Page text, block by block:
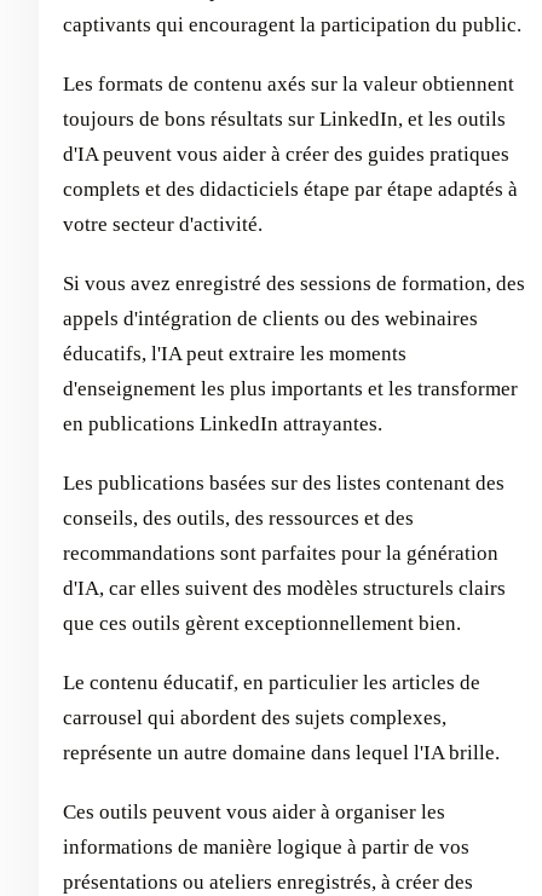
captivants qui encouragent la participation du public.
Les formats de contenu axés sur la valeur obtiennent
toujours de bons résultats sur LinkedIn, et les outils
d'IA peuvent vous aider à créer des guides pratiques
complets et des didacticiels étape par étape adaptés à
votre secteur d'activité.
Si vous avez enregistré des sessions de formation, des
appels d'intégration de clients ou des webinaires
éducatifs, l'IA peut extraire les moments
d'enseignement les plus importants et les transformer
en publications LinkedIn attrayantes.
Les publications basées sur des listes contenant des
conseils, des outils, des ressources et des
recommandations sont parfaites pour la génération
d'IA, car elles suivent des modèles structurels clairs
que ces outils gèrent exceptionnellement bien.
Le contenu éducatif, en particulier les articles de
carrousel qui abordent des sujets complexes,
représente un autre domaine dans lequel l'IA brille.
Ces outils peuvent vous aider à organiser les
informations de manière logique à partir de vos
présentations ou ateliers enregistrés, à créer des